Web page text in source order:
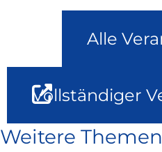
Alle
Vollständiger
Weitere